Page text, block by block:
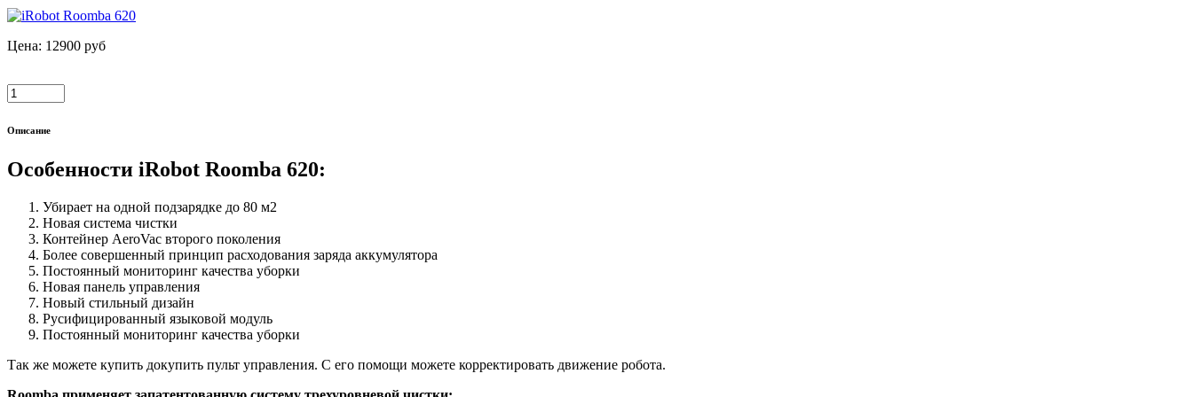
Цена: 12900 руб
Описание
Особенности iRobot Roomba 620:
Убирает на одной подзарядке до 80 м2
Новая система чистки
Контейнер AeroVac второго поколения
Более совершенный принцип расходования заряда аккумулятора
Постоянный мониторинг качества уборки
Новая панель управления
Новый стильный дизайн
Русифицированный языковой модуль
Постоянный мониторинг качества уборки
Так же можете купить докупить пульт управления. С его помощи можете корректировать движение робота.